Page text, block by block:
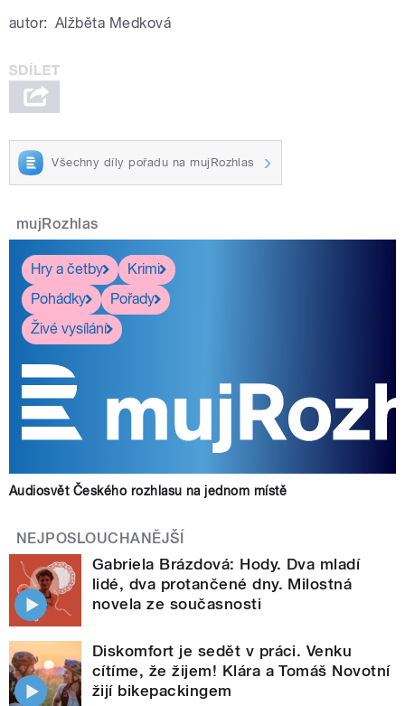
autor: Alžběta Medková
Všechny díly pořadu na mujRozhlas
mujRozhlas
Hry a četby
Krimi
Pohádky
Pořady
Živé vysílání
Audiosvět Českého rozhlasu na jednom místě
NEJPOSLOUCHANĚJŠÍ
Gabriela Brázdová: Hody. Dva mladí
lidé, dva protančené dny. Milostná
novela ze současnosti
Diskomfort je sedět v práci. Venku
cítíme, že žijem! Klára a Tomáš Novotní
žijí bikepackingem